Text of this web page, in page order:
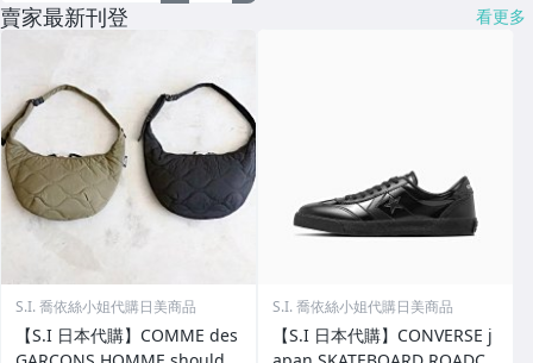
賣家最新刊登 看更多
S.I. 喬依絲小姐代購日美商品
【S.I 日本代購】COMME des
S.I. 喬依絲小姐代購日美商品
【S.I 日本代購】CONVERSE j